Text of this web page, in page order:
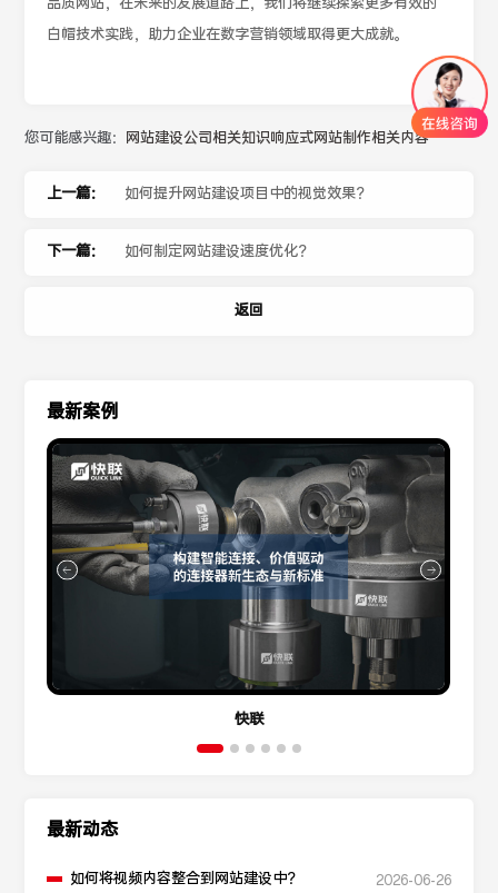
白帽技术实践，助力企业在数字营销领域取得更大成就。
您可能感兴趣： 网站建设公司相关知识响应式网站制作相关内容
上一篇： 如何提升网站建设项目中的视觉效果？
下一篇： 如何制定网站建设速度优化？
返回
最新案例
快联
最新动态
如何将视频内容整合到网站建设中？ 2026-06-26